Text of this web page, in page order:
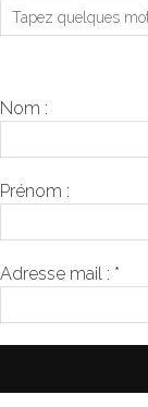
Nom :
Prénom :
Adresse mail : *